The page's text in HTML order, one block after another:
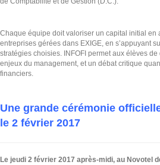
Chaque équipe doit valoriser un capital initial en
entreprises gérées dans EXIGE, en s’appuyant
stratégies choisies. INFOFI permet aux élèves
enjeux du management, et un débat critique
financiers.
Une grande cérémonie
le 2 février 2017
Le jeudi 2 février 2017 après-midi, au Novotel